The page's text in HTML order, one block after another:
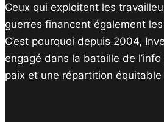
Ceux qui exploitent les
guerres financent également
C’est pourquoi depuis 2004,
engagé dans la bataille de
paix et une répartition